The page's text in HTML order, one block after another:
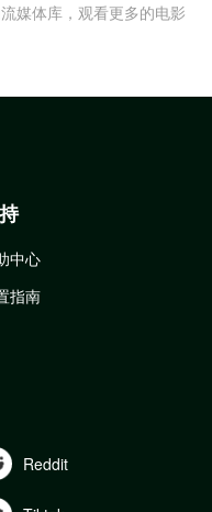
媒体库，观看更多的电影
中心
指南
Reddit